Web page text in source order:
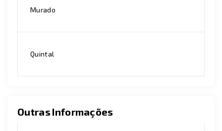
Murado
Quintal
Outras Informações